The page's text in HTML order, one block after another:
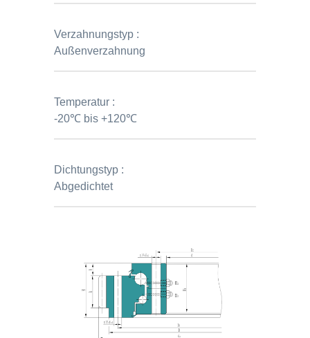
Verzahnungstyp :
Außenverzahnung
Temperatur :
-20℃ bis +120℃
Dichtungstyp :
Abgedichtet